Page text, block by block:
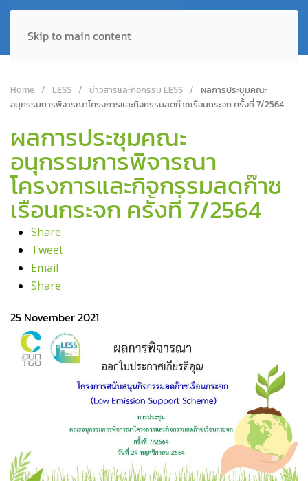
Skip to main content
Home LESS ข่าวสารและกิจกรรม LESS
ผลการประชุมคณะ
อนุกรรมการพิจารณาโครงการและกิจกรรมลดก๊าซเรือนกระจก ครั้งที่ 7/2564
ผลการประชุมคณะ
อนุกรรมการพิจารณา
โครงการและกิจกรรมลดก๊าซ
เรือนกระจก ครั้งที่ 7/2564
Share
Tweet
Email
Share
25 November 2021